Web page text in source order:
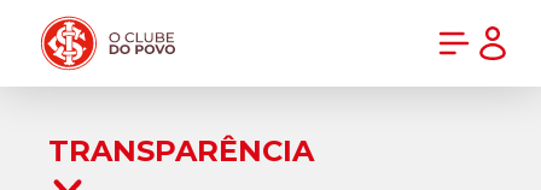
TRANSPARÊNCIA